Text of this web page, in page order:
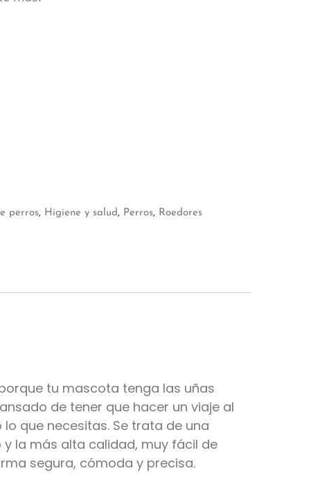
perros, Higiene y salud, Perros, Roedores
tu mascota tenga las uñas
de tener que hacer un viaje al
que necesitas. Se trata de una
la más alta calidad, muy fácil de
segura, cómoda y precisa.